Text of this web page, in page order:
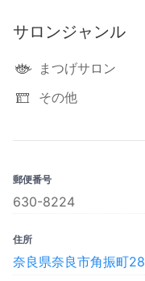
サロンジャンル
まつげサロン
その他
郵便番号
630-8224
住所
奈良県奈良市角振町